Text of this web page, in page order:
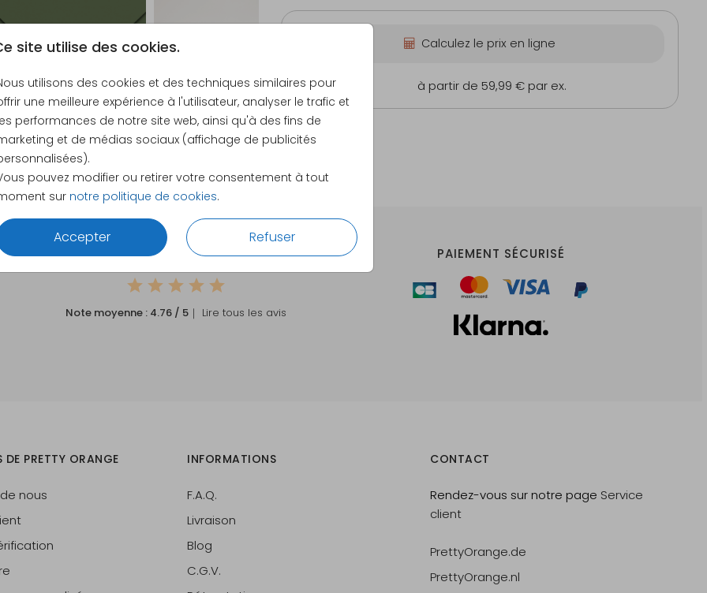
site utilise des cookies.
utilisons des cookies et des techniques similaires pour
une meilleure expérience à l'utilisateur, analyser le trafic et
performances de notre site web, ainsi qu'à des fins de
et de médias sociaux (affichage de publicités
pouvez modifier ou retirer votre consentement à tout
sur notre politique de cookies.
Accepter Refuser
Autocollant
Calculez le prix en ligne
82 × 82 cm à partir de 59,99 € par ex.
CE QUE NOS CLIENTS DISENT DE NOUS
Note moyenne : 4.76 / 5 ｜ Lire tous les avis
PAIEMENT SÉCURISÉ
DE PRETTY ORANGE
nous
INFORMATIONS
F.A.Q.
Livraison
Blog
C.G.V.
CONTACT
Rendez-vous sur notre page Service
client
PrettyOrange.de
PrettyOrange.nl